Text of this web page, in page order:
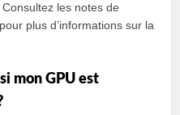
les notes de
plus d’informations sur la
mon GPU est